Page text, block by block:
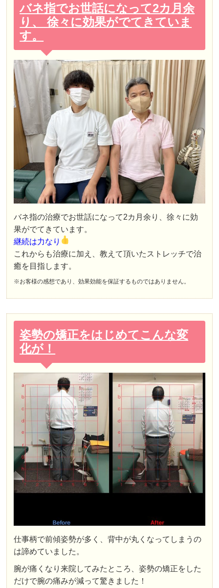
バネ指でお世話になって2カ月余
り、 徐々に効果がでてきていま
す。
バネ指の治療でお世話になって2カ月余り、徐々に効
果がでてきています。
継続は力なり
これからも治療に加え、教えて頂いたストレッチで治
癒を目指します。
※お客様の感想であり、効果効能を保証するものではありません。
姿勢の矯正をはじめてこんな変
化が！
仕事柄で前傾姿勢が多く、背中が丸くなってしまうの
は諦めていました。
腕が痛くなり来院してみたところ、姿勢の矯正をした
だけで腕の痛みが減って驚きました！